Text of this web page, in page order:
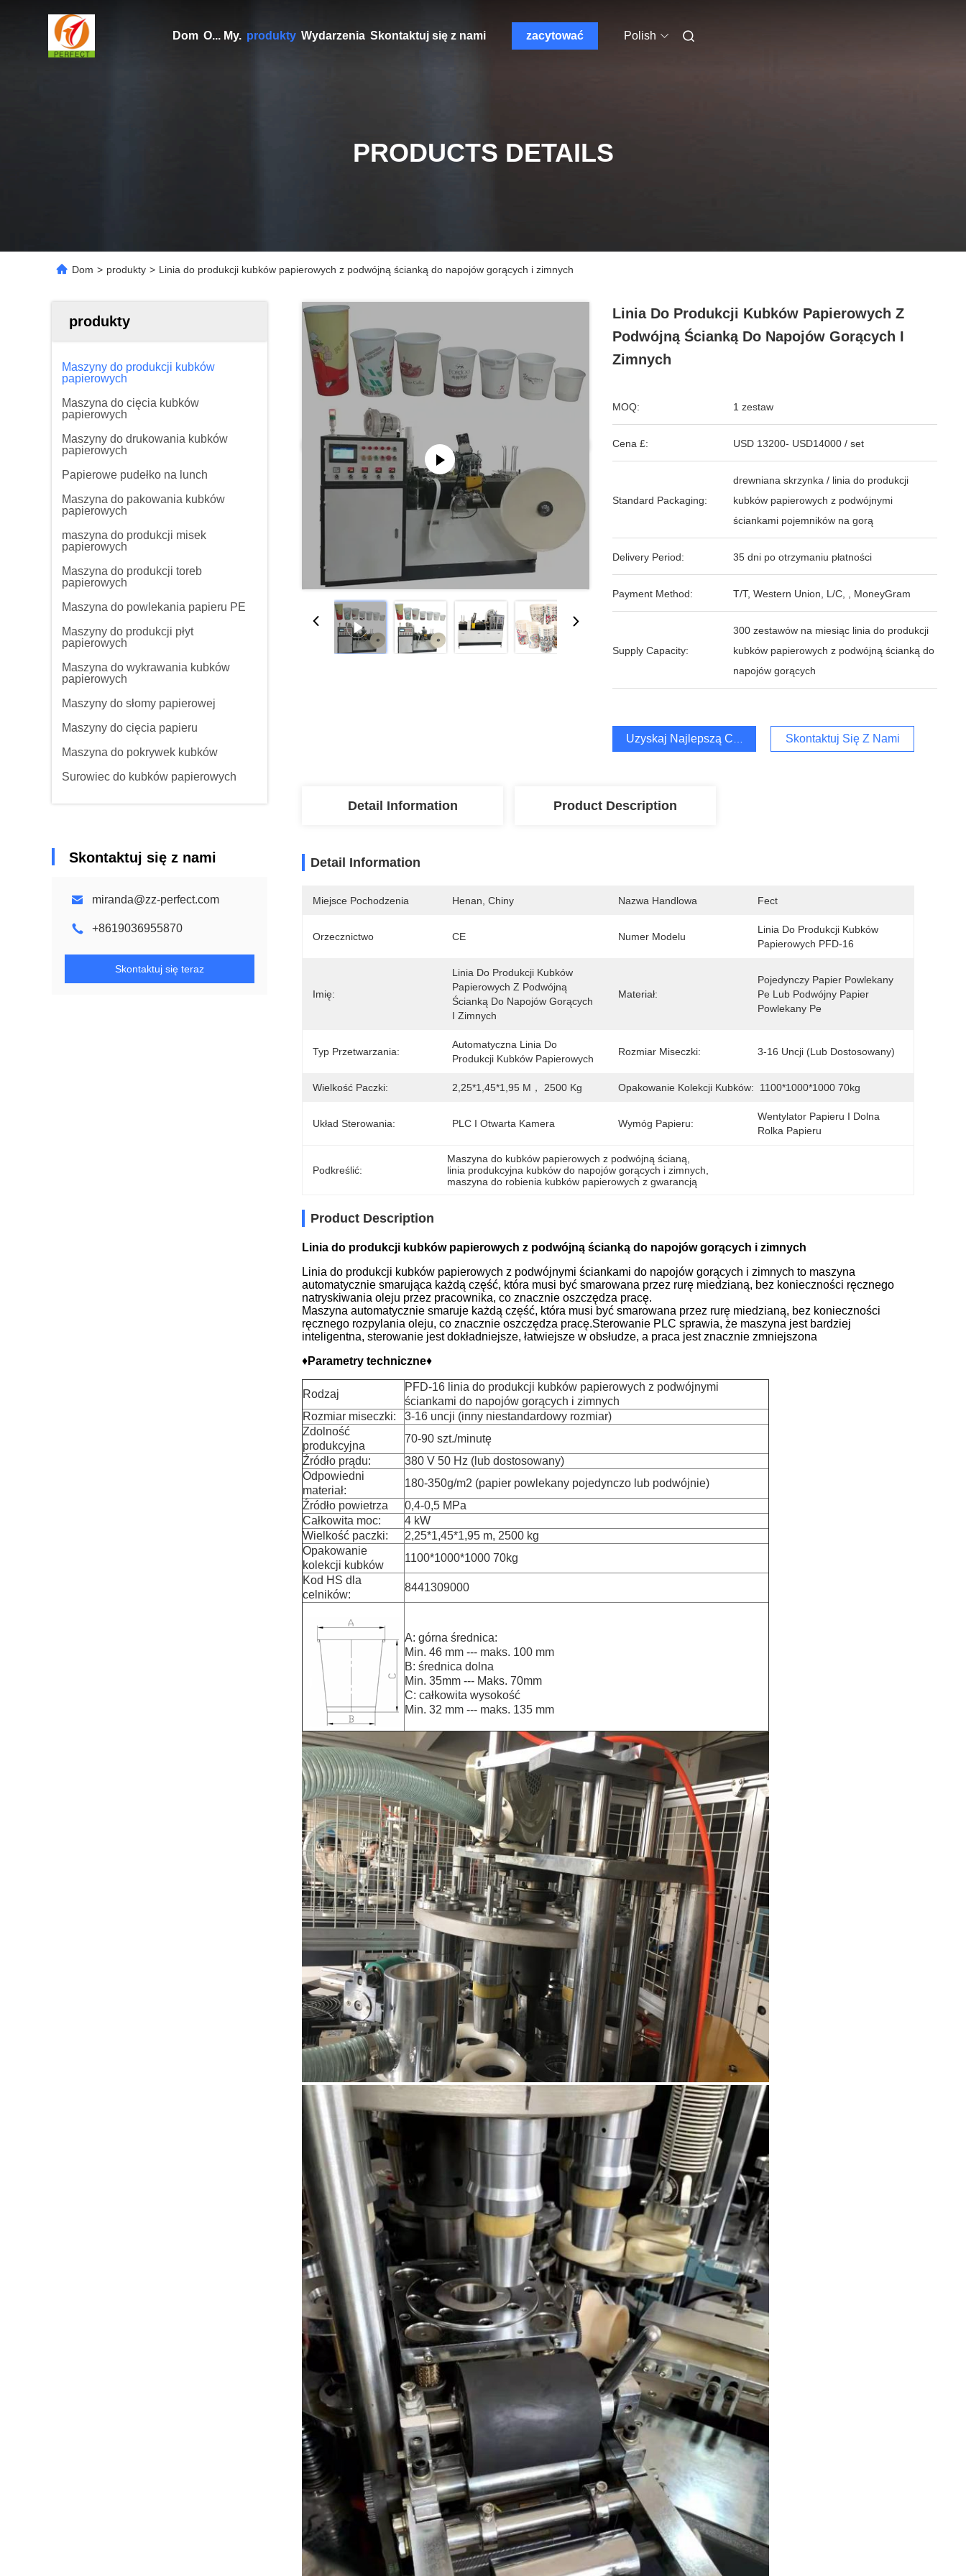
Dom O... My. produkty Wydarzenia Skontaktuj się z nami zacytować Polish
PRODUCTS DETAILS
Dom > produkty > Linia do produkcji kubków papierowych z podwójną ścianką do napojów gorących i zimnych
produkty
Maszyny do produkcji kubków
papierowych
Maszyna do cięcia kubków
papierowych
Maszyny do drukowania kubków
papierowych
Papierowe pudełko na lunch
Maszyna do pakowania kubków
papierowych
maszyna do produkcji misek
papierowych
Maszyna do produkcji toreb
papierowych
Maszyna do powlekania papieru PE
Maszyny do produkcji płyt
papierowych
Maszyna do wykrawania kubków
papierowych
Maszyny do słomy papierowej
Maszyny do cięcia papieru
Maszyna do pokrywek kubków
Surowiec do kubków papierowych
Skontaktuj się z nami
miranda@zz-perfect.com
+8619036955870
Skontaktuj się teraz
Linia Do Produkcji Kubków Papierowych Z
Podwójną Ścianką Do Napojów Gorących I
Zimnych
MOQ: 1 zestaw
Cena £: USD 13200- USD14000 / set
Standard Packaging:
drewniana skrzynka / linia do produkcji
kubków papierowych z podwójnymi
ściankami pojemników na gorą
Delivery Period: 35 dni po otrzymaniu płatności
Payment Method: T/T, Western Union, L/C, , MoneyGram
Supply Capacity:
300 zestawów na miesiąc linia do produkcji
kubków papierowych z podwójną ścianką do
napojów gorących
Uzyskaj Najlepszą Cenę Skontaktuj Się Z Nami
Detail Information Product Description
Detail Information
Miejsce Pochodzenia Henan, Chiny Nazwa Handlowa Fect
Orzecznictwo CE Numer Modelu
Linia Do Produkcji Kubków
Papierowych PFD-16
Imię:
Linia Do Produkcji Kubków
Papierowych Z Podwójną
Ścianką Do Napojów Gorących
I Zimnych
Materiał:
Pojedynczy Papier Powlekany
Pe Lub Podwójny Papier
Powlekany Pe
Typ Przetwarzania:
Automatyczna Linia Do
Produkcji Kubków Papierowych
Rozmiar Miseczki: 3-16 Uncji (lub Dostosowany)
Wielkość Paczki: 2,25*1,45*1,95 M， 2500 Kg Opakowanie Kolekcji Kubków: 1100*1000*1000 70kg
Układ Sterowania: PLC I Otwarta Kamera Wymóg Papieru:
Wentylator Papieru I Dolna
Rolka Papieru
Podkreślić:
Maszyna do kubków papierowych z podwójną ścianą
linia produkcyjna kubków do napojów gorących i zimnych
maszyna do robienia kubków papierowych z gwarancją
Product Description
Linia do produkcji kubków papierowych z podwójną ścianką do napojów gorących i zimnych
Linia do produkcji kubków papierowych z podwójnymi ściankami do napojów gorących i zimnych to maszyna
automatycznie smarująca każdą część, która musi być smarowana przez rurę miedzianą, bez konieczności ręcznego
natryskiwania oleju przez pracownika, co znacznie oszczędza pracę.
Maszyna automatycznie smaruje każdą część, która musi być smarowana przez rurę miedzianą, bez konieczności
ręcznego rozpylania oleju, co znacznie oszczędza pracę.Sterowanie PLC sprawia, że ​​maszyna jest bardziej
inteligentna, sterowanie jest dokładniejsze, łatwiejsze w obsłudze, a praca jest znacznie zmniejszona
♦Parametry techniczne♦
Rodzaj
PFD-16 linia do produkcji kubków papierowych z podwójnymi
ściankami do napojów gorących i zimnych
Rozmiar miseczki:
3-16 uncji (inny niestandardowy rozmiar)
Zdolność
produkcyjna
70-90 szt./minutę
Źródło prądu:
380 V 50 Hz (lub dostosowany)
Odpowiedni
materiał:
180-350g/m2 (papier powlekany pojedynczo lub podwójnie)
Źródło powietrza
0,4-0,5 MPa
Całkowita moc:
4 kW
Wielkość paczki:
2,25*1,45*1,95 m, 2500 kg
Opakowanie
kolekcji kubków
1100*1000*1000 70kg
Kod HS dla
celników:
8441309000
A: górna średnica:
Min. 46 mm --- maks. 100 mm
B: średnica dolna
Min. 35mm --- Maks. 70mm
C: całkowita wysokość
Min. 32 mm --- maks. 135 mm